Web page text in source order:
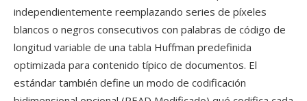
independientemente reemplazando series de píxeles
blancos o negros consecutivos con palabras de código de
longitud variable de una tabla Huffman predefinida
optimizada para contenido típico de documentos. El
estándar también define un modo de codificación